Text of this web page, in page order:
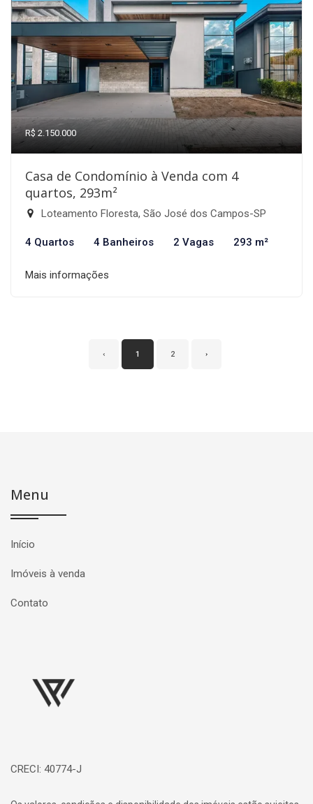
R$ 2.150.000
Casa de Condomínio à Venda com 4
quartos, 293m²
Loteamento Floresta, São José dos Campos-SP
4 Quartos 4 Banheiros 2 Vagas 293 m²
Mais informações
‹ 1 2 ›
Menu
Início
Imóveis à venda
Contato
CRECI: 40774-J